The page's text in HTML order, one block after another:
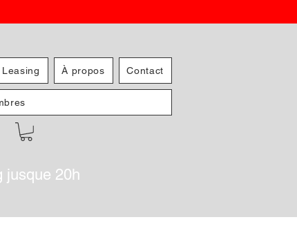
Leasing À propos Contact
jusque 20h